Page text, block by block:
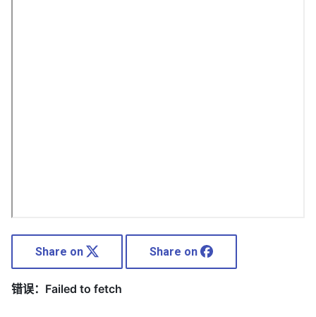
Share on Share on